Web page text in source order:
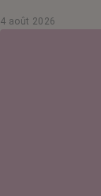
4 août 2026